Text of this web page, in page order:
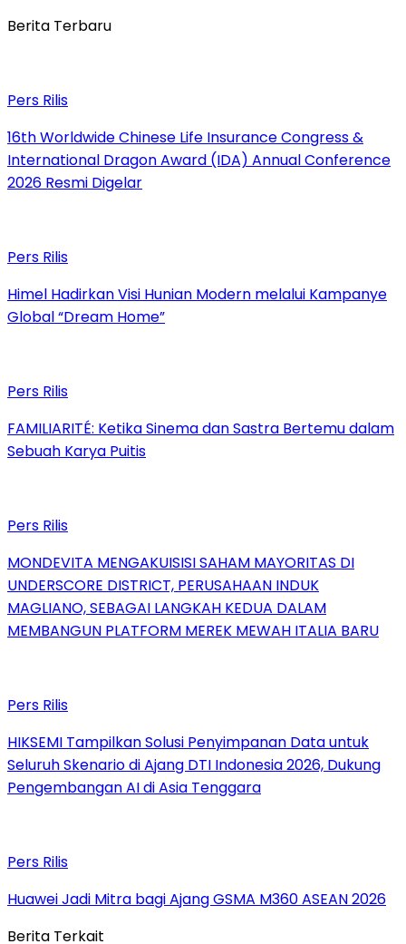
Berita Terbaru
Pers Rilis
16th Worldwide Chinese Life Insurance Congress &
International Dragon Award (IDA) Annual Conference
2026 Resmi Digelar
Pers Rilis
Himel Hadirkan Visi Hunian Modern melalui Kampanye
Global “Dream Home”
Pers Rilis
FAMILIARITÉ: Ketika Sinema dan Sastra Bertemu dalam
Sebuah Karya Puitis
Pers Rilis
MONDEVITA MENGAKUISISI SAHAM MAYORITAS DI
UNDERSCORE DISTRICT, PERUSAHAAN INDUK
MAGLIANO, SEBAGAI LANGKAH KEDUA DALAM
MEMBANGUN PLATFORM MEREK MEWAH ITALIA BARU
Pers Rilis
HIKSEMI Tampilkan Solusi Penyimpanan Data untuk
Seluruh Skenario di Ajang DTI Indonesia 2026, Dukung
Pengembangan AI di Asia Tenggara
Pers Rilis
Huawei Jadi Mitra bagi Ajang GSMA M360 ASEAN 2026
Berita Terkait